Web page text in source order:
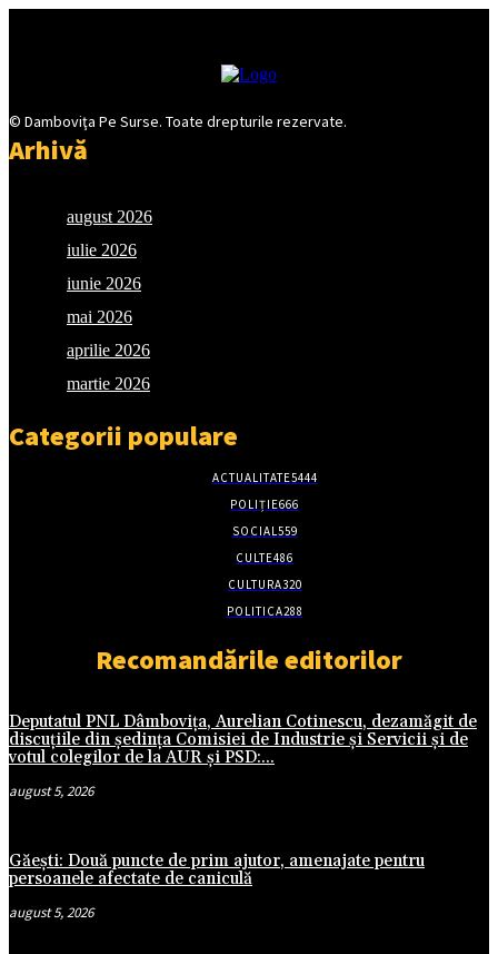
© Damboviţa Pe Surse. Toate drepturile rezervate.
Arhivă
august 2026
iulie 2026
iunie 2026
mai 2026
aprilie 2026
martie 2026
Categorii populare
ACTUALITATE5444
POLIȚIE666
SOCIAL559
CULTE486
CULTURA320
POLITICA288
Recomandările editorilor
Deputatul PNL Dâmbovița, Aurelian Cotinescu, dezamăgit de
discuțiile din ședința Comisiei de Industrie și Servicii și de
votul colegilor de la AUR și PSD:...
august 5, 2026
Găești: Două puncte de prim ajutor, amenajate pentru
persoanele afectate de caniculă
august 5, 2026